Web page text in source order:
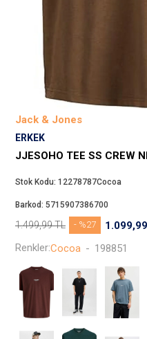
Jack & Jones
ERKEK
JJESOHO TEE SS CREW
Stok Kodu: 12278787Cocoa
Barkod: 5715907386700
1.499,99TL 1.099,99
- %27
Renkler:Cocoa - 198851
Converse
Jack & Jones
Lee
Only
Nike
Levi`s
Erke